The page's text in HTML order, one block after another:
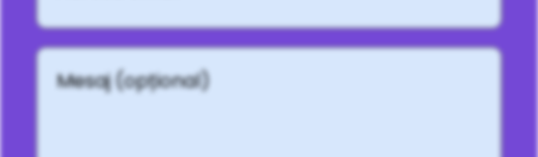
Mesaj
(opțional)